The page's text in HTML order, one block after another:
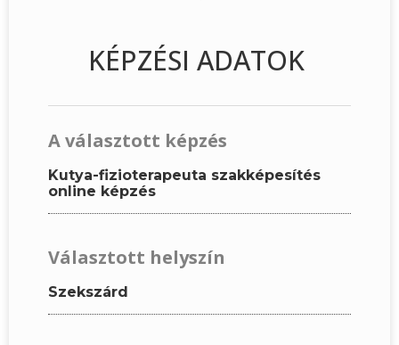
KÉPZÉSI ADATOK
A választott képzés
Kutya-fizioterapeuta szakképesítés
online képzés
Választott helyszín
Szekszárd